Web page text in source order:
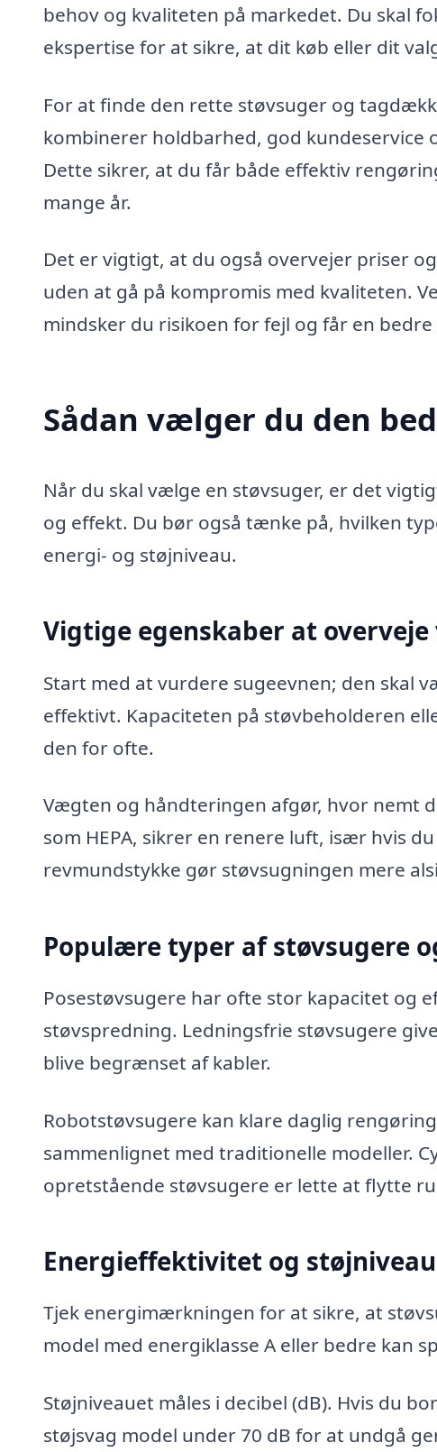
behov og kvaliteten på markedet. Du skal
ekspertise for at sikre, at dit køb eller dit
For at finde den rette støvsuger og
kombinerer holdbarhed, god
Dette sikrer, at du får både effektiv
mange år.
Det er vigtigt, at du også overvejer priser
uden at gå på kompromis med kvaliteten.
mindsker du risikoen for fejl og får en bedre
Sådan vælger du den
Når du skal vælge en støvsuger, er det
og effekt. Du bør også tænke på, hvilken
energi- og støjniveau.
Vigtige egenskaber at
Start med at vurdere sugeevnen; den skal
effektivt. Kapaciteten på støvbeholderen
den for ofte.
Vægten og håndteringen afgør, hvor nemt
som HEPA, sikrer en renere luft, især hvis
revmundstykke gør støvsugningen mere
Populære typer af støvsugere
Posestøvsugere har ofte stor kapacitet og
støvspredning. Ledningsfrie støvsugere
blive begrænset af kabler.
Robotstøvsugere kan klare daglig
sammenlignet med traditionelle modeller.
opretstående støvsugere er lette at flytte
Energieffektivitet og støjniveau
Tjek energimærkningen for at sikre, at
model med energiklasse A eller bedre kan
Støjniveauet måles i decibel (dB). Hvis du
støjsvag model under 70 dB for at undgå